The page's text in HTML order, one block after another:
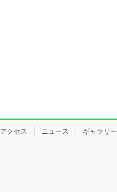
アクセス ニュース ギャラリー